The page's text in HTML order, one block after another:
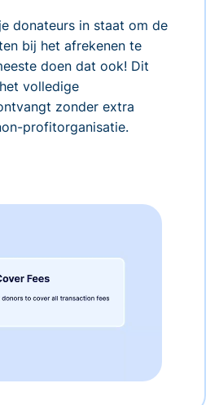
donateurs in staat om de
bij het afrekenen te
doen dat ook! Dit
volledige
zonder extra
profitorganisatie.